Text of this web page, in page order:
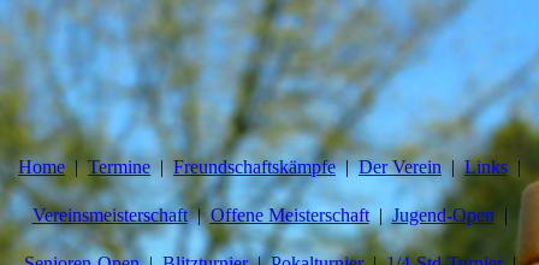
Home Termine Freundschaftskämpfe Der Verein Links
Vereinsmeisterschaft Offene Meisterschaft Jugend-Open